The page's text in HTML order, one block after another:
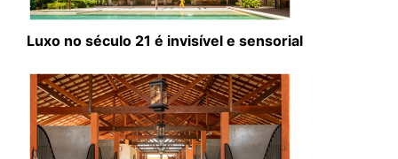
Luxo no século 21 é invisível e sensorial